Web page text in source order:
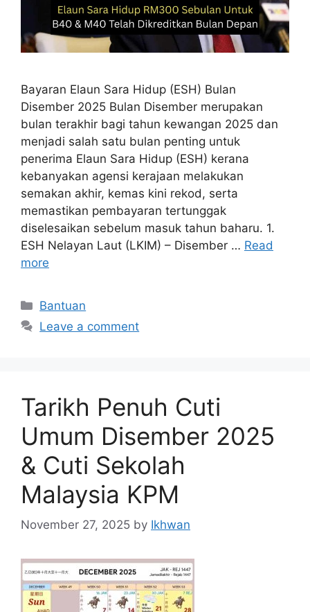
Bayaran Elaun Sara Hidup (ESH) Bulan
Disember 2025 Bulan Disember merupakan
bulan terakhir bagi tahun kewangan 2025 dan
menjadi salah satu bulan penting untuk
penerima Elaun Sara Hidup (ESH) kerana
kebanyakan agensi kerajaan melakukan
semakan akhir, kemas kini rekod, serta
memastikan pembayaran tertunggak
diselesaikan sebelum masuk tahun baharu. 1.
ESH Nelayan Laut (LKIM) – Disember … Read
more
Categories
Bantuan
Leave a comment
Tarikh Penuh Cuti
Umum Disember 2025
& Cuti Sekolah
Malaysia KPM
November 27, 2025 by Ikhwan